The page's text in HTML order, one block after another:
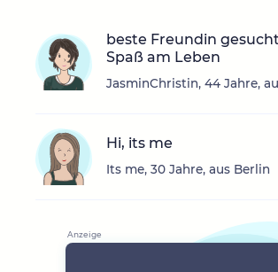
beste Freundin
Spaß am Leben
JasminChristin, 44 Jahre,
Hi, its me
Its me, 30 Jahre, aus Berlin